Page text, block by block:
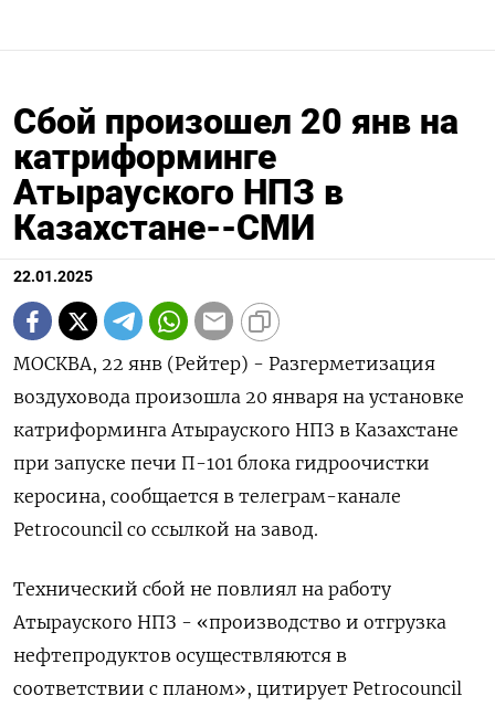
Сбой произошел 20 янв на
катриформинге
Атырауского НПЗ в
Казахстане--СМИ
22.01.2025
МОСКВА, 22 янв (Рейтер) - Разгерметизация
воздуховода произошла 20 января на установке
катриформинга Атырауского НПЗ в Казахстане
при запуске печи П-101 блока гидроочистки
керосина, сообщается в телеграм-канале
Petroсouncil со ссылкой на завод.
Технический сбой не повлиял на работу
Атырауского НПЗ - «производство и отгрузка
нефтепродуктов осуществляются в
соответствии с планом», цитирует Petroсouncil